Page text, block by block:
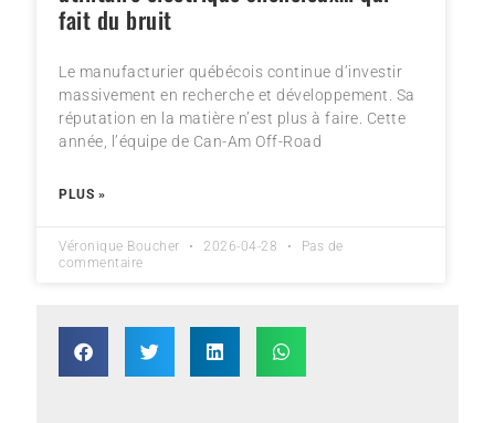
fait du bruit
Le manufacturier québécois continue d’investir
massivement en recherche et développement. Sa
réputation en la matière n’est plus à faire. Cette
année, l’équipe de Can-Am Off-Road
PLUS »
Véronique Boucher 2026-04-28
Pas de
commentaire